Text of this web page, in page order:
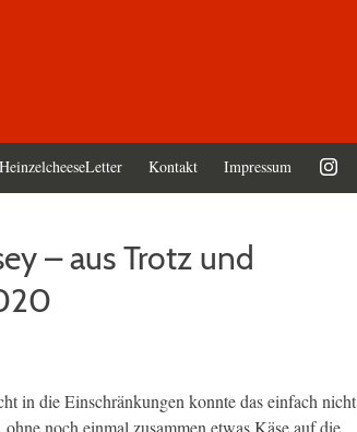
HeinzelcheeseLetter Kontakt Impressum
– aus Trotz und
in die Einschränkungen konnte das einfach nicht
noch einmal zusammen etwas Käse auf die